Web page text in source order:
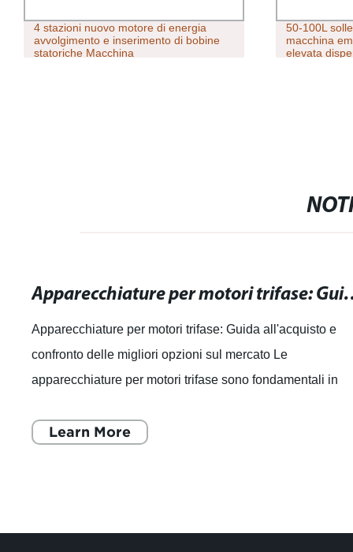
4 stazioni nuovo motore di energia
avvolgimento e inserimento di bobine
statoriche Macchina
50-100L
macchina
elevata
Apparecchiature per motori
Apparecchiature per motori trifase: Guida all'acquisto e
confronto delle migliori opzioni sul mercato Le
apparecchiature per motori trifase sono fondamentali in
Learn More